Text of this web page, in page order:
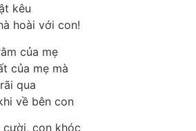
kêu
hoài với con!
của mẹ
của mẹ mà
qua
về bên con
cười, con khóc